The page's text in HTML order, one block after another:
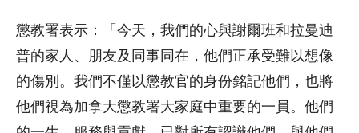
懲教署表示：「今天，我們的心與謝爾班和拉曼迪
普的家人、朋友及同事同在，他們正承受難以想像
的傷別。我們不僅以懲教官的身份銘記他們，也將
他們視為加拿大懲教署大家庭中重要的一員。他們